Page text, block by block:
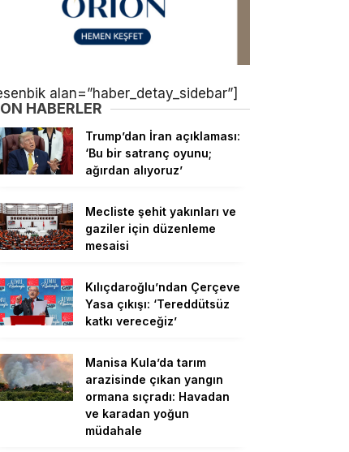
alan=”haber_detay_sidebar”]
HABERLER
Trump’dan İran açıklaması:
‘Bu bir satranç oyunu;
ağırdan alıyoruz’
Mecliste şehit yakınları ve
gaziler için düzenleme
mesaisi
Kılıçdaroğlu’ndan Çerçeve
Yasa çıkışı: ‘Tereddütsüz
katkı vereceğiz’
Manisa Kula’da tarım
arazisinde çıkan yangın
ormana sıçradı: Havadan
ve karadan yoğun
müdahale